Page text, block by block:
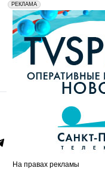
erid: LdtCK5udn
РЕКЛАМА
АО "ГАТР", ИНН: 7841320717